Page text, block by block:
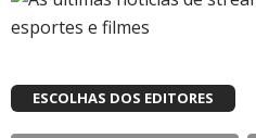
ESCOLHAS DOS EDITORES